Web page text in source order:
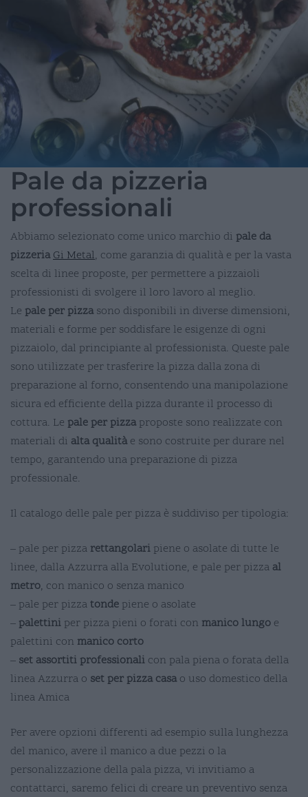
Pale da pizzeria
professionali
Abbiamo selezionato come unico marchio di pale da
pizzeriaGi Metal, come garanzia di qualità e per la vasta
scelta di linee proposte, per permettere a pizzaioli
professionisti di svolgere il loro lavoro al meglio.
Le pale per pizza sono disponibili in diverse dimensioni,
materiali e forme per soddisfare le esigenze di ogni
pizzaiolo, dal principiante al professionista. Queste pale
sono utilizzate per trasferire la pizza dalla zona di
preparazione al forno, consentendo una manipolazione
sicura ed efficiente della pizza durante il processo di
cottura. Le pale per pizza proposte sono realizzate con
materiali di alta qualità e sono costruite per durare nel
tempo, garantendo una preparazione di pizza
professionale.
Il catalogo delle pale per pizza è suddiviso per tipologia:
– pale per pizza rettangolari piene o asolate di tutte le
linee, dalla Azzurra alla Evolutione, e pale per pizza al
metro, con manico o senza manico
– pale per pizzatonde piene o asolate
– palettini per pizza pieni o forati con manico lungo e
palettini con manico corto
– set assortiti professionali con pala piena o forata della
linea Azzurra o set per pizza casa o uso domestico della
linea Amica
Per avere opzioni differenti ad esempio sulla lunghezza
del manico, avere il manico a due pezzi o la
personalizzazione della pala pizza, vi invitiamo a
contattarci, saremo felici di creare un preventivo senza